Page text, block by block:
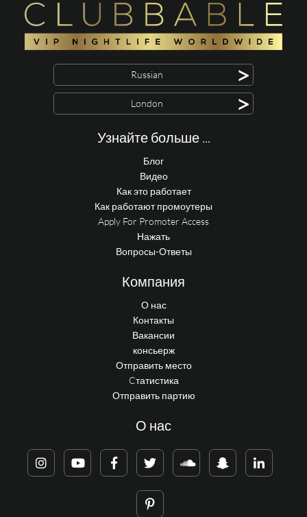
Russian >
London >
Узнайте больше ...
Блог
Видео
Как это работает
Как работают промоутеры
Apply For Promoter Access
Нажать
Вопросы-Ответы
Компания
О нас
Контакты
Вакансии
консьерж
Отправить место
Cтатистика
Отправить партию
О нас